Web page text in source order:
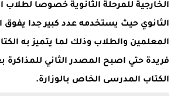
الخارجية للمرحلة الثانوية خصوصا لطلاب
المعلمين والطلاب وذلك لما يتميز به
فريدة حتي اصبح المصدر الثاني للمذاكرة
الكتاب المدرسى الخاص بالوزارة.